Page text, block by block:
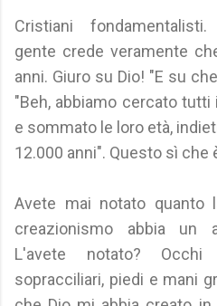
Cristiani
gente crede veramente
anni. Giuro su Dio! "E su
"Beh, abbiamo cercato tutti
e sommato le loro età,
12.000 anni". Questo sì
Avete mai notato quanto
creazionismo abbia un
L'avete notato?
sopracciliari, piedi e mani